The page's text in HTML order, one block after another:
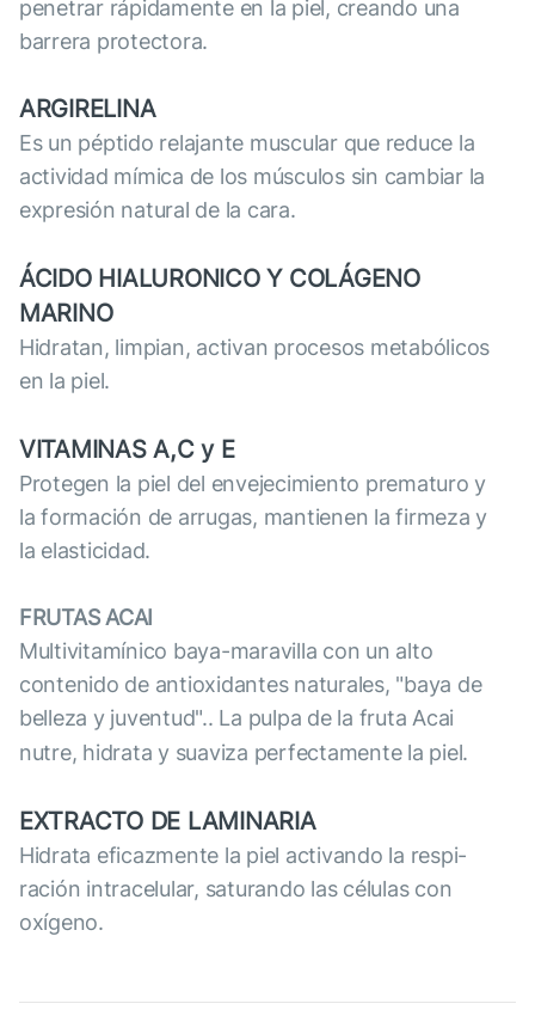
penetrar rápidamente en la piel, creando una
barrera protectora.
ARGIRELINA
Es un péptido relajante muscular que reduce la
actividad mímica de los músculos sin cambiar la
expresión natural de la cara.
ÁCIDO HIALURONICO Y COLÁGENO
MARINO
Hidratan, limpian, activan procesos metabólicos
en la piel.
VITAMINAS A,C y E
Protegen la piel del envejecimiento prematuro y
la formación de arrugas, mantienen la firmeza y
la elasticidad.
FRUTAS ACAI
Multivitamínico baya-maravilla con un alto
contenido de antioxidantes naturales, "baya de
belleza y juventud".. La pulpa de la fruta Acai
nutre, hidrata y suaviza perfectamente la piel.
EXTRACTO DE LAMINARIA
Hidrata eficazmente la piel activando la respi-
ración intracelular, saturando las células con
oxígeno.